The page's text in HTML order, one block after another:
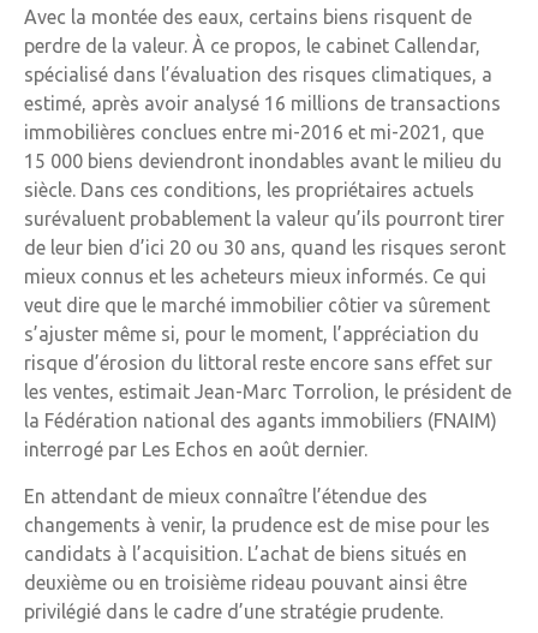
Avec la montée des eaux, certains biens risquent de
perdre de la valeur. À ce propos, le cabinet Callendar,
spécialisé dans l’évaluation des risques climatiques, a
estimé, après avoir analysé 16 millions de transactions
immobilières conclues entre mi-2016 et mi-2021, que
15 000 biens deviendront inondables avant le milieu du
siècle. Dans ces conditions, les propriétaires actuels
surévaluent probablement la valeur qu’ils pourront tirer
de leur bien d’ici 20 ou 30 ans, quand les risques seront
mieux connus et les acheteurs mieux informés. Ce qui
veut dire que le marché immobilier côtier va sûrement
s’ajuster même si, pour le moment, l’appréciation du
risque d’érosion du littoral reste encore sans effet sur
les ventes, estimait Jean-Marc Torrolion, le président de
la Fédération national des agants immobiliers (FNAIM)
interrogé par Les Echos en août dernier.
En attendant de mieux connaître l’étendue des
changements à venir, la prudence est de mise pour les
candidats à l’acquisition. L’achat de biens situés en
deuxième ou en troisième rideau pouvant ainsi être
privilégié dans le cadre d’une stratégie prudente.